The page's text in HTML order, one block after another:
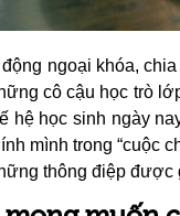
động ngoại khóa,
cô cậu học trò
hệ học sinh ngày
mình trong “cuộc
thông điệp